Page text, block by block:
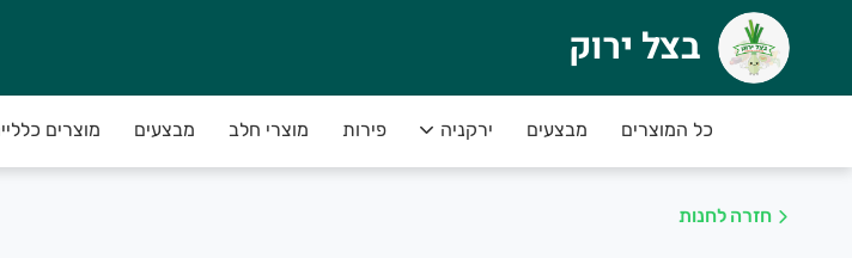
בצל ירוק בצל ירוק
כל המוצרים מבצעים ירקניה פירות מוצרי חלב מבצעים מוצרים
חזרה לחנות